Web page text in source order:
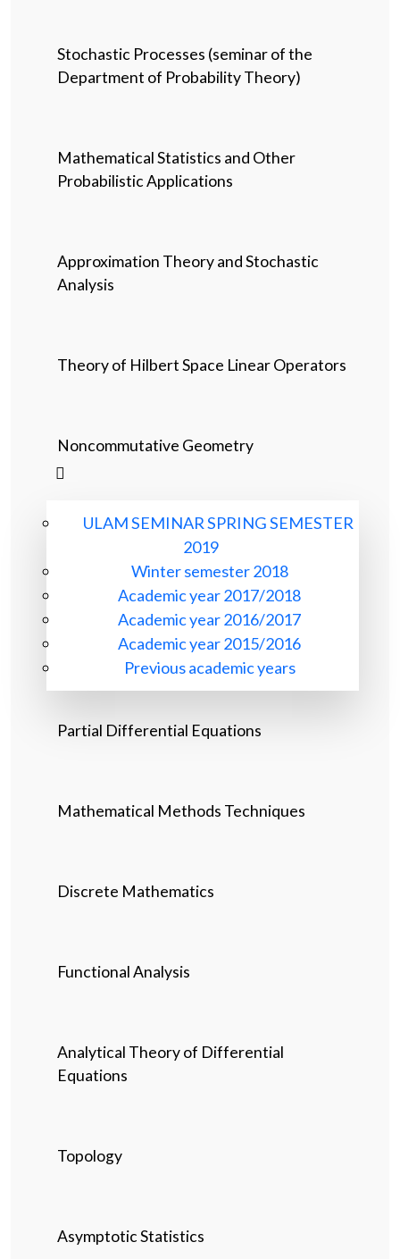
Stochastic Processes (seminar of the
Department of Probability Theory)
Mathematical Statistics and Other
Probabilistic Applications
Approximation Theory and Stochastic
Analysis
Theory of Hilbert Space Linear Operators
Noncommutative Geometry
ULAM SEMINAR SPRING SEMESTER
2019
Winter semester 2018
Academic year 2017/2018
Academic year 2016/2017
Academic year 2015/2016
Previous academic years
Partial Differential Equations
Mathematical Methods Techniques
Discrete Mathematics
Functional Analysis
Analytical Theory of Differential
Equations
Topology
Asymptotic Statistics